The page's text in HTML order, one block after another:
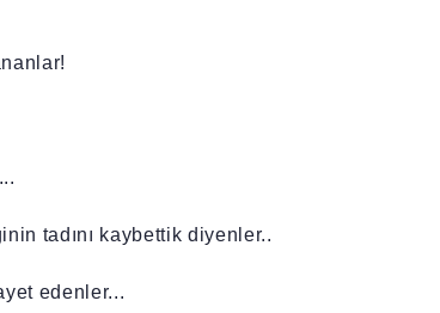
tadını kaybettik diyenler..
edenler...